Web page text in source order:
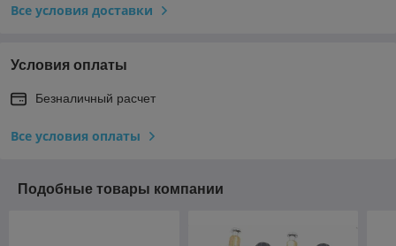
Все условия доставки
Условия оплаты
Безналичный расчет
Все условия оплаты
Подобные товары компании